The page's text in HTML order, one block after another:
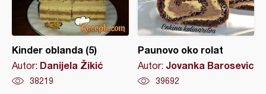
Kinder oblanda (5)
Autor: Danijela Žikić
38219
Paunovo oko rolat
Autor: Jovanka Barosevic
39692